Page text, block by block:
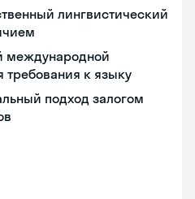
лингвистический
международной
к языку
подход залогом